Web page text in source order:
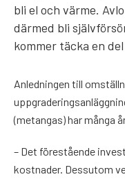
bli el och värme.
därmed bli
kommer täcka en
Anledningen till
(metangas) har många
– Det förestående
kostnader. Dessutom